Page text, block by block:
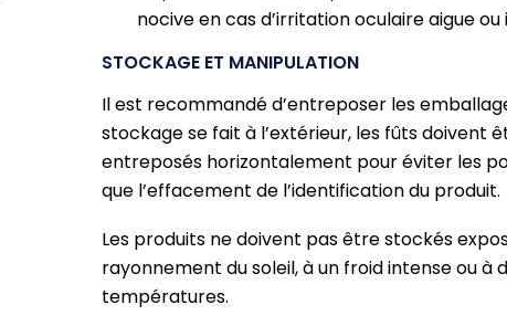
nocive en cas d’irritation oculaire aigue
STOCKAGE ET MANIPULATION
Il est recommandé d’entreposer les
stockage se fait à l’extérieur, les fûts doivent
entreposés horizontalement pour éviter les
que l’effacement de l’identification du produit.
Les produits ne doivent pas être stockés
rayonnement du soleil, à un froid intense ou à
températures.